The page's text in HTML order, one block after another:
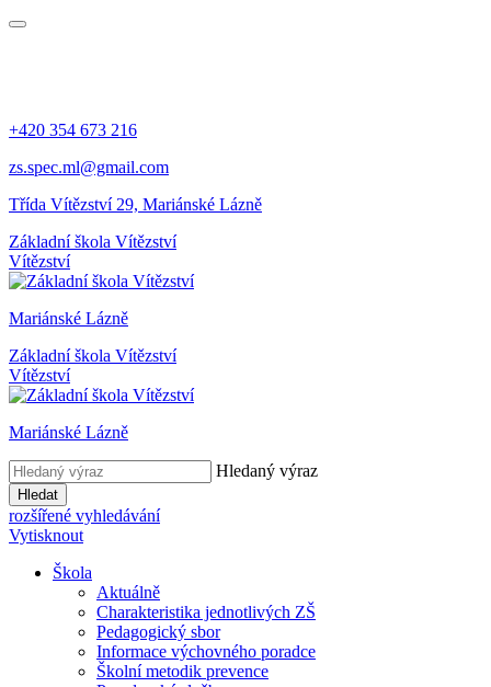
+420 354 673 216
zs.spec.ml@gmail.com
Třída Vítězství 29, Mariánské Lázně
Základní škola Vítězství
Vítězství
Mariánské Lázně
Základní škola Vítězství
Vítězství
Mariánské Lázně
Hledaný výraz
Hledat
rozšířené vyhledávání
Vytisknout
Škola
Aktuálně
Charakteristika jednotlivých ZŠ
Pedagogický sbor
Informace výchovného poradce
Školní metodik prevence